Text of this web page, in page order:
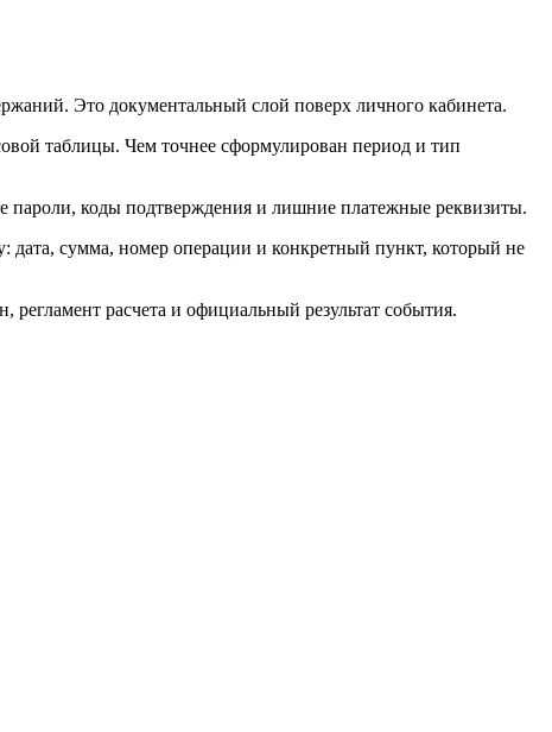
Это документальный слой поверх личного кабинета.
таблицы. Чем точнее сформулирован период и тип
пароли, коды подтверждения и лишние платежные реквизиты.
дата, сумма, номер операции и конкретный пункт, который не
расчета и официальный результат события.